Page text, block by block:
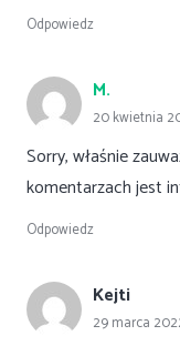
Odpowiedz
M.
20 kwietnia
Sorry, właśnie
komentarzach jest
Odpowiedz
Kejti
29 marca